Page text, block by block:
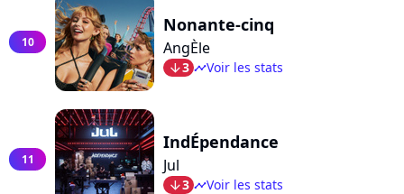
10
Nonante-cinq
AngÈle
arrow_bot3 timelineVoir les stats
11
IndÉpendance
Jul
arrow_bot3 timelineVoir les stats